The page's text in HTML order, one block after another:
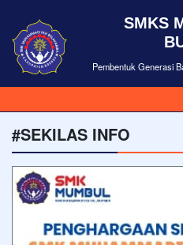
SMKS
Pembentuk Generasi
#SEKILAS INFO